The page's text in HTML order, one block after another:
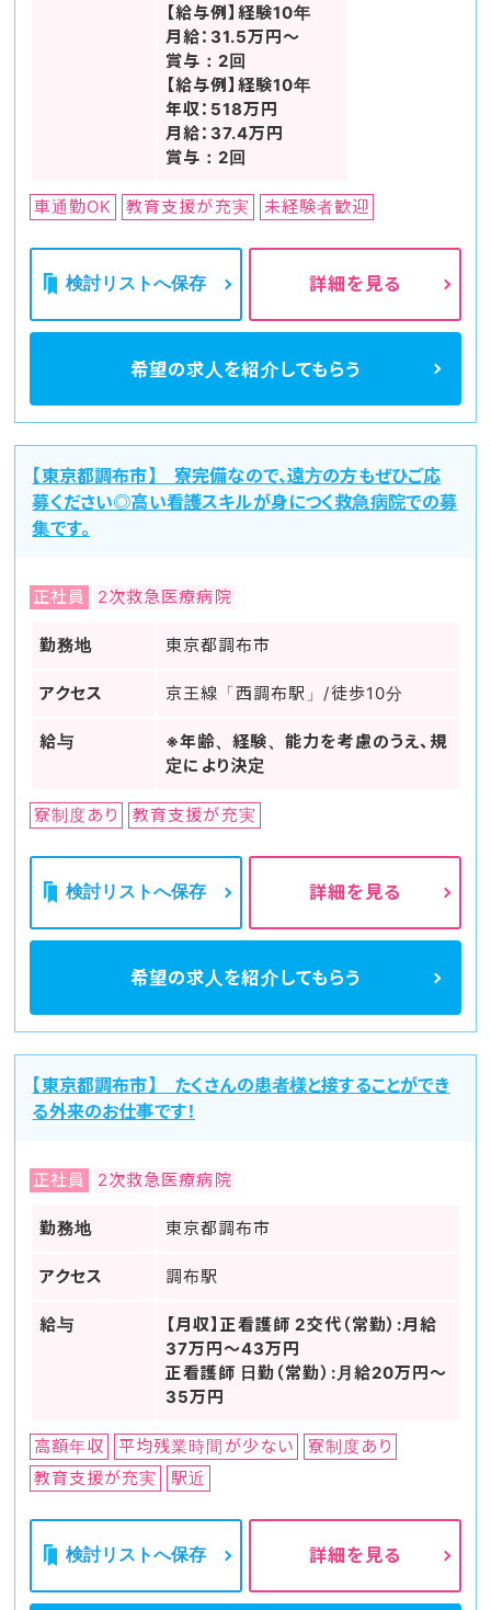
【給与例】経験10年
月給：31.5万円～
賞与：2回
【給与例】経験10年
年収：518万円
月給：37.4万円
賞与：2回
車通勤OK 教育支援が充実 未経験者歓迎
検討リストへ保存 詳細を見る
希望の求人を紹介してもらう
【東京都調布市】 寮完備なので、遠方の方もぜひご応
募ください◎高い看護スキルが身につく救急病院での募
集です。
正社員 2次救急医療病院
勤務地 東京都調布市
アクセス 京王線「西調布駅」/徒歩10分
給与
※年齢、経験、能力を考慮のうえ、規
定により決定
寮制度あり 教育支援が充実
検討リストへ保存 詳細を見る
希望の求人を紹介してもらう
【東京都調布市】 たくさんの患者様と接することができ
る外来のお仕事です！
正社員 2次救急医療病院
勤務地 東京都調布市
アクセス 調布駅
給与
【月収】正看護師 2交代（常勤）:月給
37万円～43万円
正看護師 日勤（常勤）:月給20万円～
35万円
高額年収 平均残業時間が少ない
寮制度あり
教育支援が充実
駅近
検討リストへ保存 詳細を見る